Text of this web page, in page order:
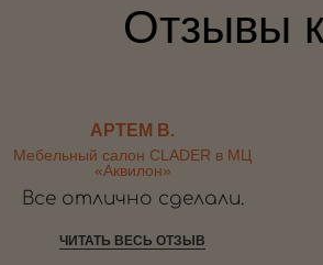
Отзывы
АРТЕМ В.
Мебельный салон CLADER в МЦ
«Аквилон»
Все отлично сделали.
ЧИТАТЬ ВЕСЬ ОТЗЫВ